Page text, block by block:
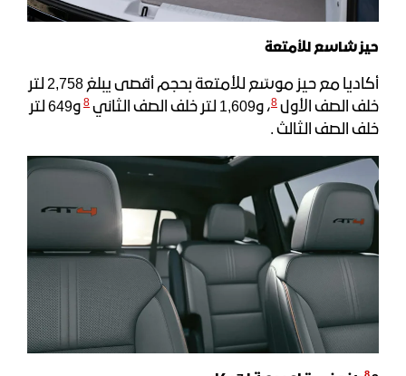
حيز شاسع للأمتعة
أكاديا مع حيز موسّع للأمتعة بحجم أقصى يبلغ 2,758 لتر
خلف الصف الأول8، و1,609 لتر خلف الصف الثاني 8
و649 لتر
خلف الصف الثالث .